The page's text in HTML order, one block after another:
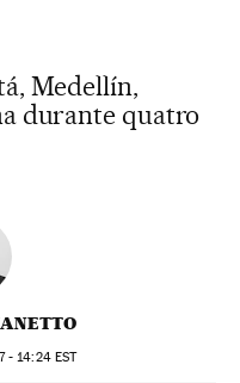
Medellín,
durante quatro
- 14:24EST